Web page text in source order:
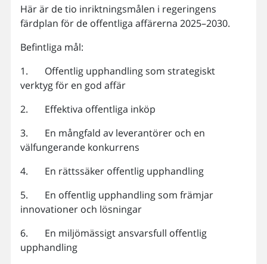
Här är de tio inriktningsmålen i regeringens
färdplan för de offentliga affärerna 2025–2030.
Befintliga mål:
1. Offentlig upphandling som strategiskt
verktyg för en god affär
2. Effektiva offentliga inköp
3. En mångfald av leverantörer och en
välfungerande konkurrens
4. En rättssäker offentlig upphandling
5. En offentlig upphandling som främjar
innovationer och lösningar
6. En miljömässigt ansvarsfull offentlig
upphandling